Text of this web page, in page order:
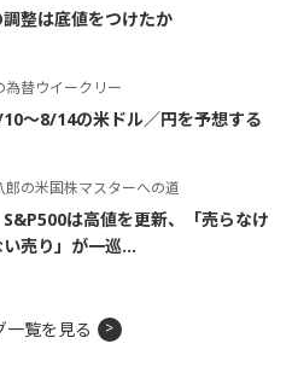
整は底値をつけたか
為替ウイークリー
10～8/14の米ドル／円を予想する
郎の米国株マスターへの道
S&P500は高値を更新、「売らなけ
売り」が一巡...
一覧を見る